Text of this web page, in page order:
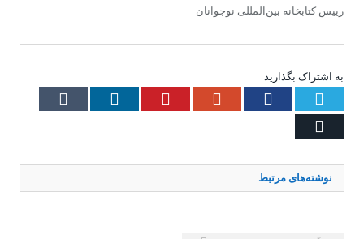
رییس کتابخانه بین‌المللی نوجوانان
به اشتراک بگذارید
Twitter
Facebook
Google+
Pinterest
LinkedIn
نوشته‌های مرتبط